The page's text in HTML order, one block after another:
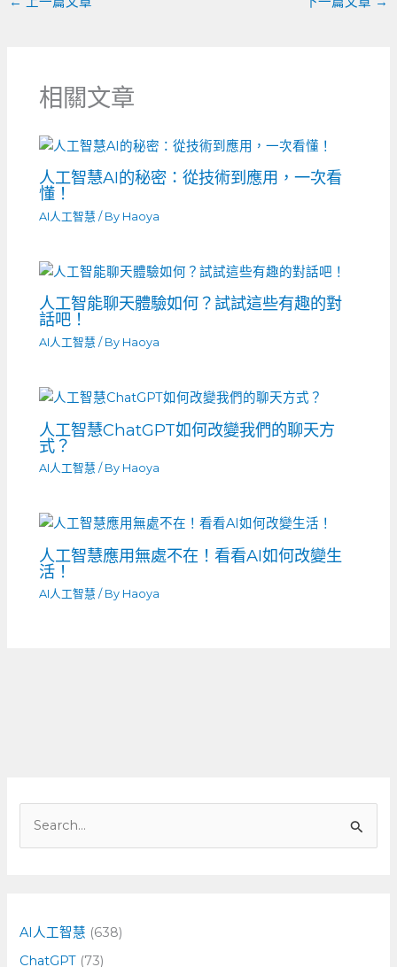
相關文章
人工智慧AI的秘密：從技術到應用，一次看
懂！
AI人工智慧 / By Haoya
人工智能聊天體驗如何？試試這些有趣的對
話吧！
AI人工智慧 / By Haoya
人工智慧ChatGPT如何改變我們的聊天方
式？
AI人工智慧 / By Haoya
人工智慧應用無處不在！看看AI如何改變生
活！
AI人工智慧 / By Haoya
字
:
AI人工智慧 (638)
ChatGPT (73)